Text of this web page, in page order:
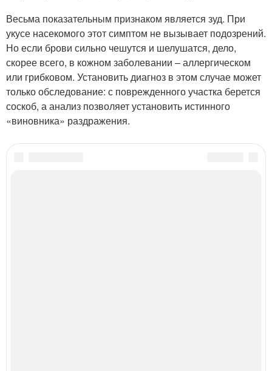
Весьма показательным признаком является зуд. При
укусе насекомого этот симптом не вызывает подозрений.
Но если брови сильно чешутся и шелушатся, дело,
скорее всего, в кожном заболевании – аллергическом
или грибковом. Установить диагноз в этом случае может
только обследование: с поврежденного участка берется
соскоб, а анализ позволяет установить истинного
«виновника» раздражения.
Категории: